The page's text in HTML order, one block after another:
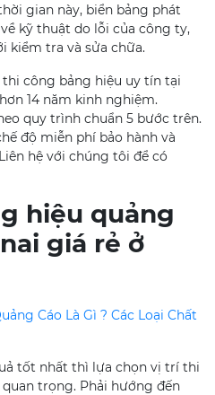
gian này, biển bảng phát
kỹ thuật do lỗi của công ty,
kiểm tra và sửa chữa.
công bảng hiệu uy tín tại
14 năm kinh nghiệm.
quy trình chuẩn 5 bước trên.
độ miễn phí bảo hành và
hệ với chúng tôi để có
hiệu quảng
giá rẻ ở
Cáo Là Gì ? Các Loại Chất
tốt nhất thì lựa chọn vị trí thi
trọng. Phải hướng đến